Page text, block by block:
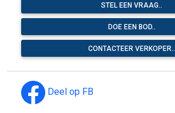
STEL EEN VRAAG..
DOE EEN BOD..
CONTACTEER VERKOPER..
Deel op FB